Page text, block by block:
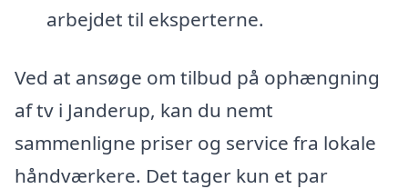
arbejdet til eksperterne.
Ved at ansøge om tilbud på ophængning
af tv i Janderup, kan du nemt
sammenligne priser og service fra lokale
håndværkere. Det tager kun et par